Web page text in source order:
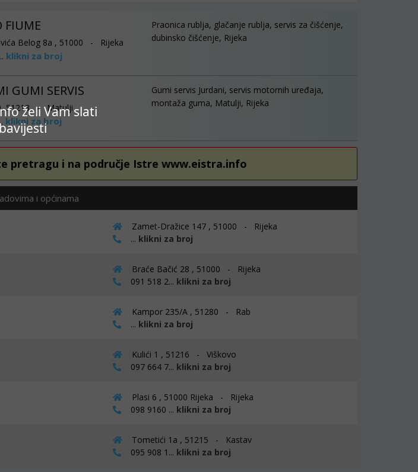
želi Vam slati
FIUME
Belog 8a , 51000 - Rijeka
klikni za broj
Praonica rublja, glačanje rublja, servis za čišćenje,
dubinsko čišćenje, Rijeka
GUMI SERVIS
51213 - Matulji
klikni za broj
Gumi servis Jurdani, servis motornih uređaja,
montaža guma, Matulji, Rijeka
pretragu i na područje Istre www.eistra.info
i općinama
Zamet-Dražice 147 , 51000 - Rijeka
... klikni za broj
Braće Bačić 28 , 51000 - Rijeka
091 518 2... klikni za broj
Kampor 235/A , 51280 - Rab
... klikni za broj
Kulići 1 , 51216 - Viškovo
097 664 7... klikni za broj
Plasi 6 , 51000 Rijeka - Rijeka
098 9160 ... klikni za broj
Tometići 1a , 51215 - Kastav
095 908 1... klikni za broj